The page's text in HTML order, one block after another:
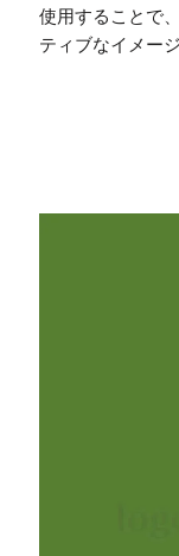
使用することで
ティブなイメー